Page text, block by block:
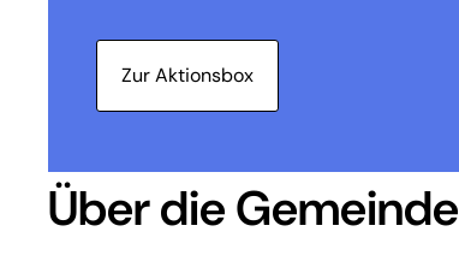
Zur Aktionsbox
Über die Gemeinde